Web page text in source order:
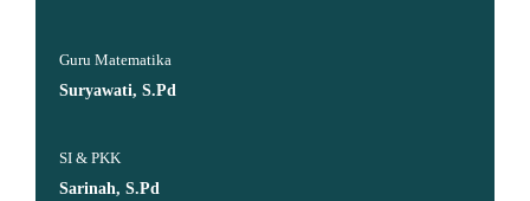
Guru Matematika
Suryawati, S.Pd
SI & PKK
Sarinah, S.Pd